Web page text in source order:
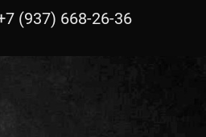
(937) 668-26-36